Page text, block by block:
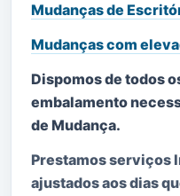
Mudanças de
Mudanças com
Dispomos de todos
embalamento
de Mudança.
Prestamos serviços
ajustados aos dias